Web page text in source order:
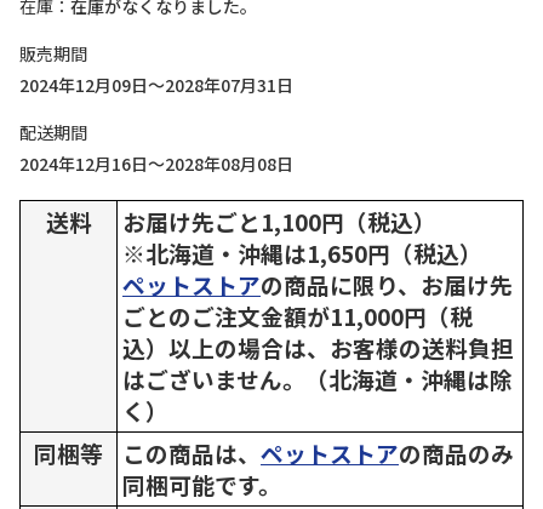
在庫
在庫がなくなりました。
販売期間
2024年12月09日～2028年07月31日
配送期間
2024年12月16日～2028年08月08日
送料
お届け先ごと1,100円（税込）
※北海道・沖縄は1,650円（税込）
ペットストアの商品に限り、お届け先
ごとのご注文金額が11,000円（税
込）以上の場合は、お客様の送料負担
はございません。（北海道・沖縄は除
く）
同梱等
この商品は、 ペットストアの商品のみ
同梱可能です。